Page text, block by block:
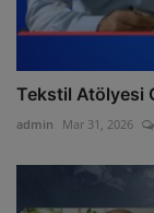
Tekstil Atölyesi
admin Mar 31, 2026